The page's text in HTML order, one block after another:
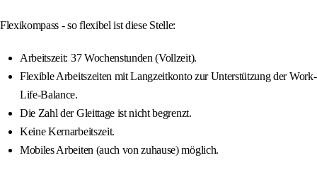
Flexikompass - so flexibel ist diese Stelle:
Arbeitszeit: 37 Wochenstunden (Vollzeit).
Flexible Arbeitszeiten mit Langzeitkonto zur Unterstützung der Work-
Life-Balance.
Die Zahl der Gleittage ist nicht begrenzt.
Keine Kernarbeitszeit.
Mobiles Arbeiten (auch von zuhause) möglich.